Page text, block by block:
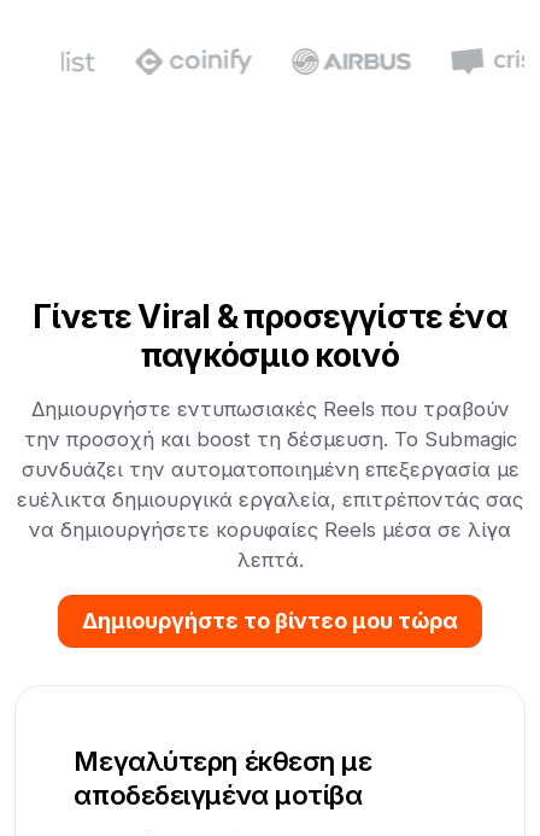
Γίνετε Viral & προσεγγίστε ένα
παγκόσμιο κοινό
Δημιουργήστε εντυπωσιακές Reels που τραβούν
την προσοχή και boost τη δέσμευση. Το Submagic
συνδυάζει την αυτοματοποιημένη επεξεργασία με
ευέλικτα δημιουργικά εργαλεία, επιτρέποντάς σας
να δημιουργήσετε κορυφαίες Reels μέσα σε λίγα
λεπτά.
Δημιουργήστε το βίντεο μου τώρα
Μεγαλύτερη έκθεση με
αποδεδειγμένα μοτίβα